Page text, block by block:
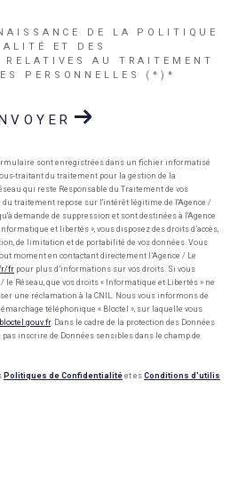
DE LA POLITIQUE
ET DES
RELATIVES AU TRAITEMENT
PERSONNELLES (*)*
sont enregistrées dans un fichier informatisé
traitant du traitement pour la gestion de la
qui reste Responsable du Traitement de vos
du traitement repose sur l'intérêt légitime de l'Agence /
demande de suppression et sont destinées à l'Agence
et libertés », vous disposez des droits d’accès,
de limitation et de portabilité de vos données. Vous
moment en contactant directement l’Agence / Le
fr pour plus d’informations sur vos droits. Si vous
le Réseau, que vos droits « Informatique et Libertés » ne
une réclamation à la CNIL. Nous vous informons de
téléphonique « Bloctel », sur laquelle vous
. Dans le cadre de la protection des Données
inscrire de Données sensibles dans le champ de
Politiques de Confidentialité et es Conditions d'utilis